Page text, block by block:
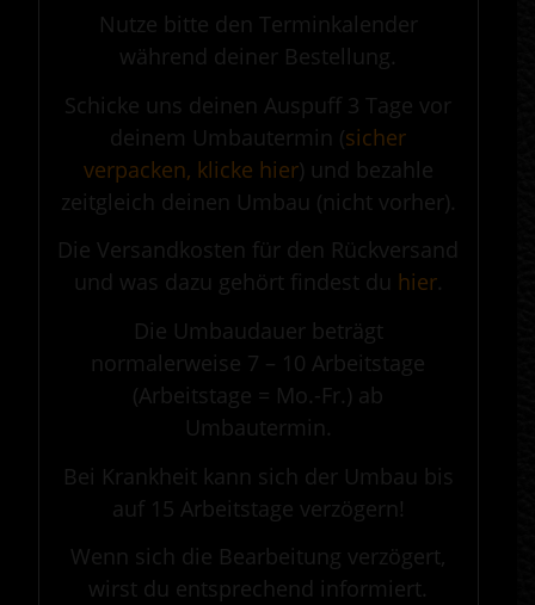
Nutze bitte den Terminkalender
während deiner Bestellung.
Schicke uns deinen Auspuff 3 Tage vor
deinem Umbautermin (sicher
verpacken, klicke hier) und bezahle
zeitgleich deinen Umbau (nicht vorher).
Die Versandkosten für den Rückversand
und was dazu gehört findest du hier.
Die Umbaudauer beträgt
normalerweise 7 – 10 Arbeitstage
(Arbeitstage = Mo.-Fr.) ab
Umbautermin.
Bei Krankheit kann sich der Umbau bis
auf 15 Arbeitstage verzögern!
Wenn sich die Bearbeitung verzögert,
wirst du entsprechend informiert.